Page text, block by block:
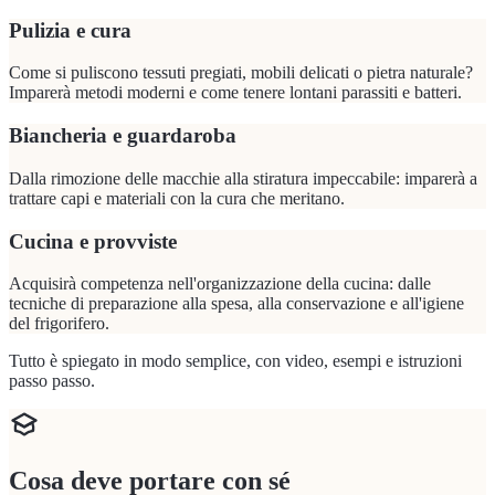
Pulizia e cura
Come si puliscono tessuti pregiati, mobili delicati o pietra naturale?
Imparerà metodi moderni e come tenere lontani parassiti e batteri.
Biancheria e guardaroba
Dalla rimozione delle macchie alla stiratura impeccabile: imparerà a
trattare capi e materiali con la cura che meritano.
Cucina e provviste
Acquisirà competenza nell'organizzazione della cucina: dalle
tecniche di preparazione alla spesa, alla conservazione e all'igiene
del frigorifero.
Tutto è spiegato in modo semplice, con video, esempi e istruzioni
passo passo.
Cosa deve portare con sé